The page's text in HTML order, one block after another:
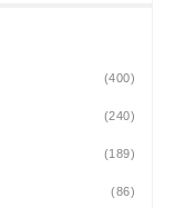
(400)
(240)
(189)
(86)